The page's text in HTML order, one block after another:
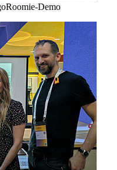
Demo